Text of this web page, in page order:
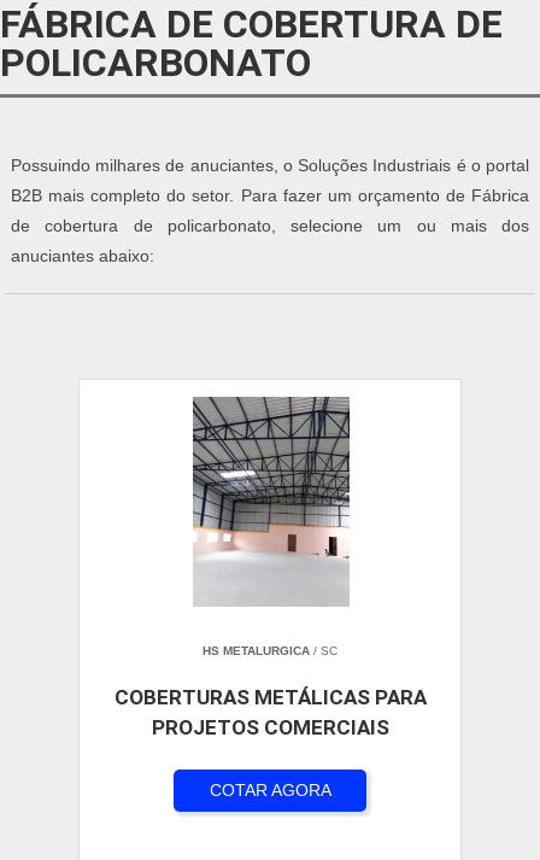
FÁBRICA DE COBERTURA DE
POLICARBONATO
Possuindo milhares de anuciantes, o Soluções Industriais é o portal
B2B mais completo do setor. Para fazer um orçamento de Fábrica
de cobertura de policarbonato, selecione um ou mais dos
anuciantes abaixo:
HS METALURGICA / SC
COBERTURAS METÁLICAS PARA
PROJETOS COMERCIAIS
COTAR AGORA